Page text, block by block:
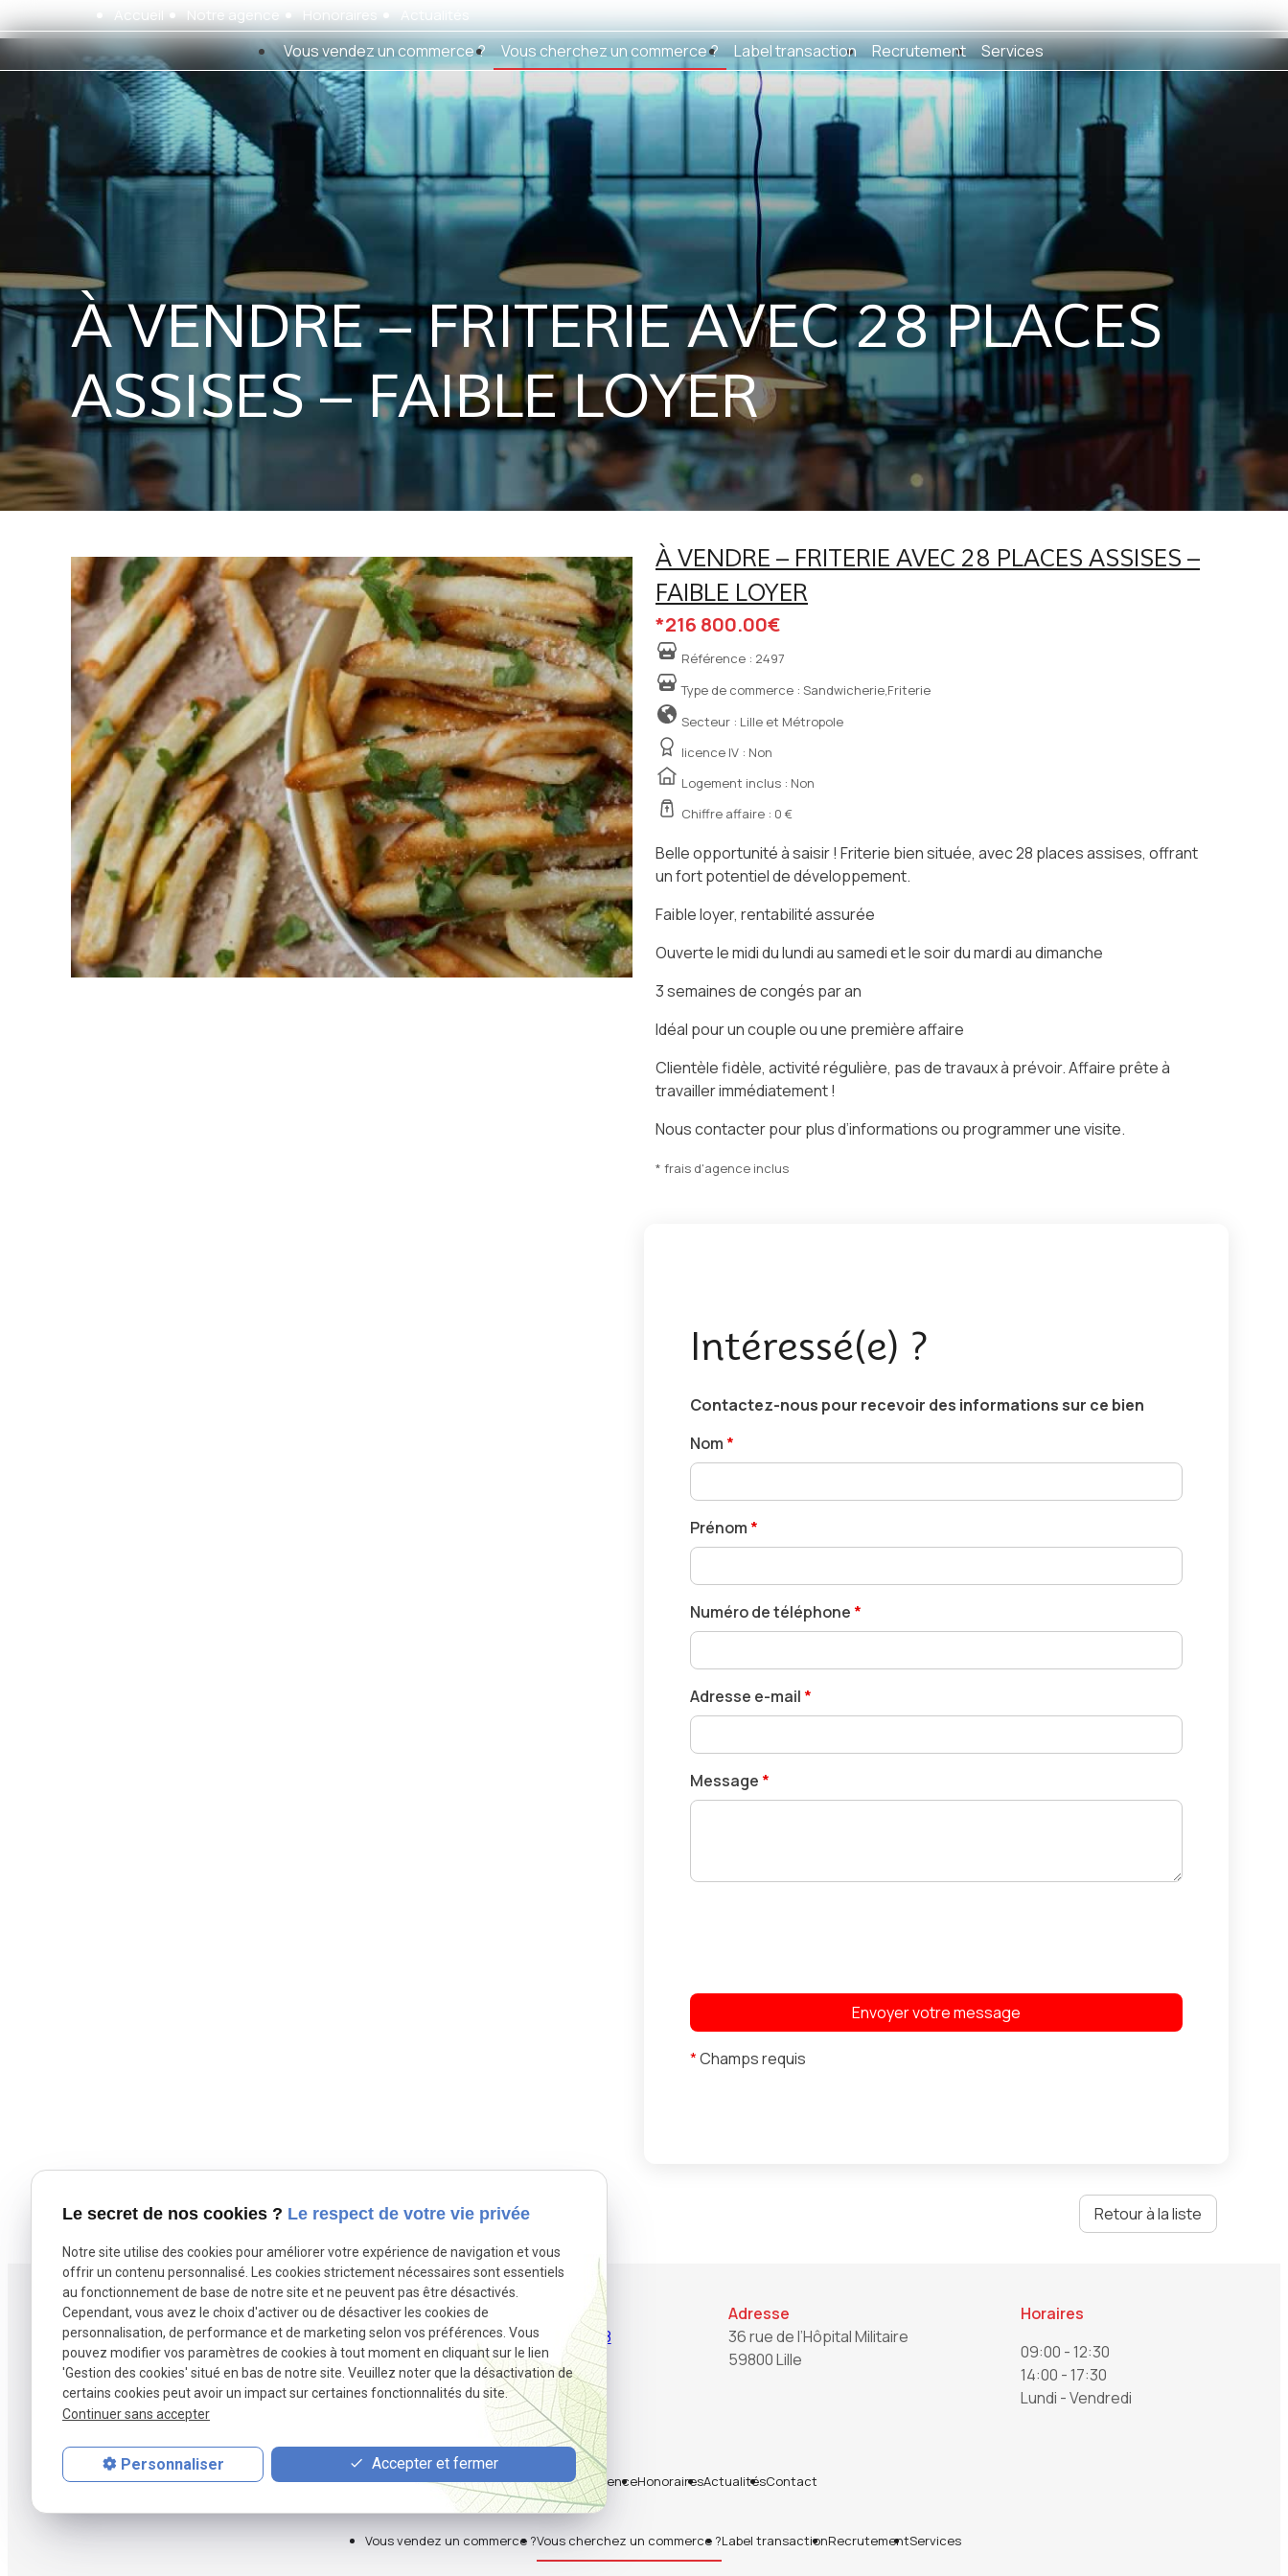
Accueil Notre agence Honoraires Actualités
Vous vendez un commerce ? Vous cherchez un commerce ? Label transaction Recrutement Services
À VENDRE – FRITERIE AVEC 28 PLACES
ASSISES – FAIBLE LOYER
À VENDRE – FRITERIE AVEC 28 PLACES ASSISES –
FAIBLE LOYER
*216 800.00€
Référence : 2497
Type de commerce : Sandwicherie,Friterie
Secteur : Lille et Métropole
licence IV : Non
Logement inclus : Non
Chiffre affaire : 0 €
Belle opportunité à saisir ! Friterie bien située, avec 28 places assises, offrant
un fort potentiel de développement.
Faible loyer, rentabilité assurée
Ouverte le midi du lundi au samedi et le soir du mardi au dimanche
3 semaines de congés par an
Idéal pour un couple ou une première affaire
Clientèle fidèle, activité régulière, pas de travaux à prévoir. Affaire prête à
travailler immédiatement !
Nous contacter pour plus d’informations ou programmer une visite.
* frais d'agence inclus
Intéressé(e) ?
Contactez-nous pour recevoir des informations sur ce bien
Nom *
Prénom *
Numéro de téléphone *
Adresse e-mail *
Message *
*Champs requis
Retour à la liste
Agence B2M spécialisée en vente et
rachat de fonds de commerce à Lille et
dans les Hauts-de-France.
Téléphone
03.20.22.82.28
Adresse
36 rue de l’Hôpital Militaire
59800 Lille
Horaires
09:00 - 12:30
14:00 - 17:30
Lundi - Vendredi
AccueilNotre agenceHonorairesActualitésContact
Vous vendez un commerce ?Vous cherchez un commerce ?Label transactionRecrutementServices
Le secret de nos cookies ? Le respect de votre vie privée
Notre site utilise des cookies pour améliorer votre expérience de navigation et vous
offrir un contenu personnalisé. Les cookies strictement nécessaires sont essentiels
au fonctionnement de base de notre site et ne peuvent pas être désactivés.
Cependant, vous avez le choix d'activer ou de désactiver les cookies de
personnalisation, de performance et de marketing selon vos préférences. Vous
pouvez modifier vos paramètres de cookies à tout moment en cliquant sur le lien
'Gestion des cookies' situé en bas de notre site. Veuillez noter que la désactivation de
certains cookies peut avoir un impact sur certaines fonctionnalités du site.
Continuer sans accepter
Personnaliser Accepter et fermer